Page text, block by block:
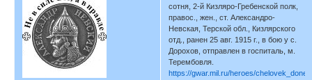
сотня, 2-й Кизляро-Гребенской полк,
правос., жен., ст. Александро-
Невская, Терской обл., Кизлярского
отд., ранен 25 авг. 1915 г., в бою у с.
Дорохов, отправлен в госпиталь, м.
Терембовля.
https://gwar.mil.ru/heroes/